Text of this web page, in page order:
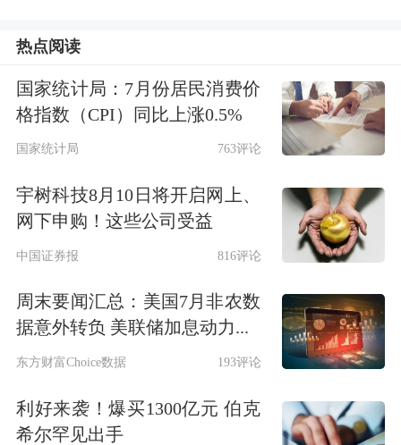
热点阅读
国家统计局：7月份居民消费价
格指数（CPI）同比上涨0.5%
国家统计局 763评论
宇树科技8月10日将开启网上、
网下申购！这些公司受益
中国证券报 816评论
周末要闻汇总：美国7月非农数
据意外转负 美联储加息动力...
东方财富Choice数据 193评论
利好来袭！爆买1300亿元 伯克
希尔罕见出手